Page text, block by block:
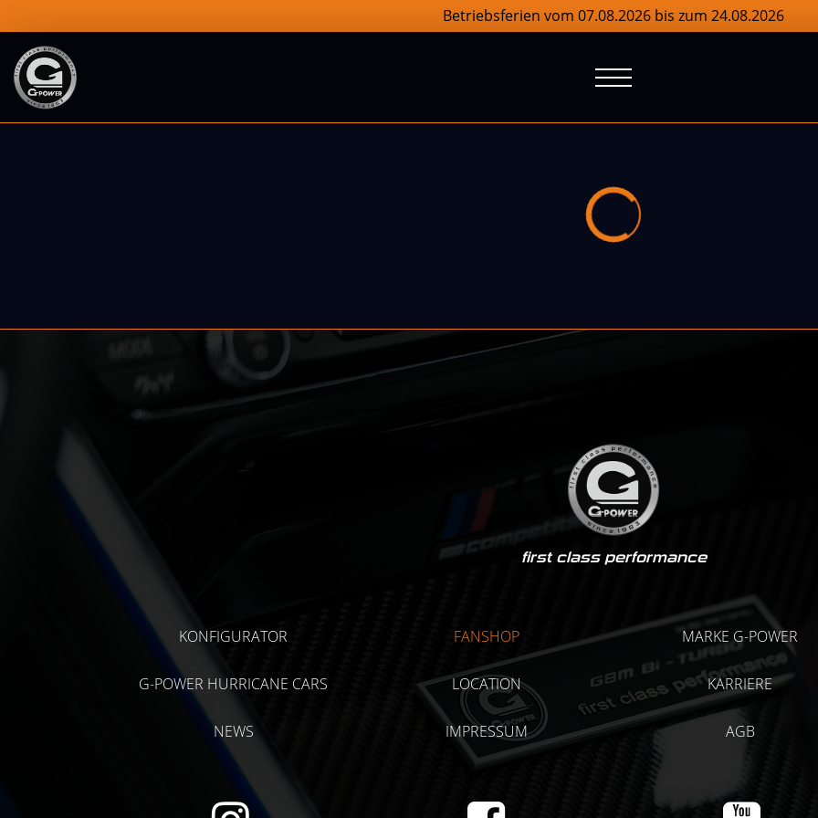
Betriebsferien vom 07.08.2026 bis zum 24.08.2026
first class performance
KONFIGURATOR FANSHOP MARKE G-POWER
G-POWER HURRICANE CARS LOCATION KARRIERE
NEWS IMPRESSUM AGB